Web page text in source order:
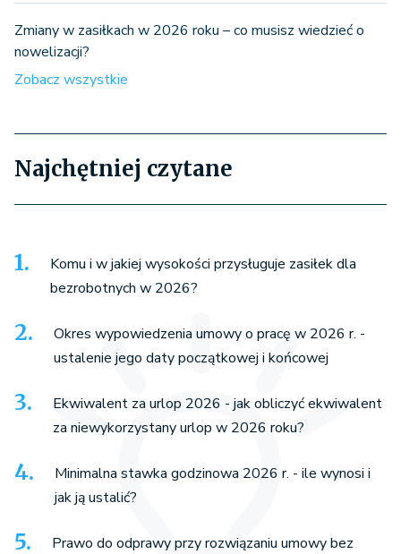
Zmiany w zasiłkach w 2026 roku – co musisz wiedzieć o
nowelizacji?
Zobacz wszystkie
Najchętniej czytane
Komu i w jakiej wysokości przysługuje zasiłek dla
bezrobotnych w 2026?
Okres wypowiedzenia umowy o pracę w 2026 r. -
ustalenie jego daty początkowej i końcowej
Ekwiwalent za urlop 2026 - jak obliczyć ekwiwalent
za niewykorzystany urlop w 2026 roku?
Minimalna stawka godzinowa 2026 r. - ile wynosi i
jak ją ustalić?
Prawo do odprawy przy rozwiązaniu umowy bez